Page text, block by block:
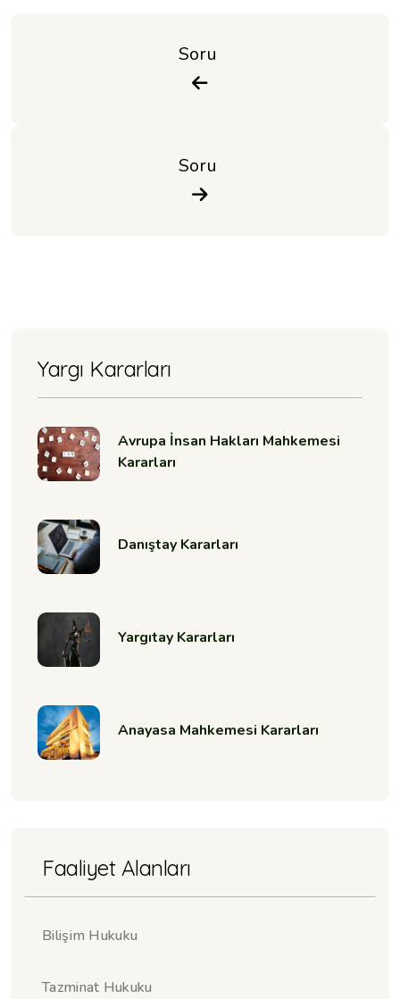
Soru
Soru
Yargı Kararları
Avrupa İnsan Hakları Mahkemesi
Kararları
Danıştay Kararları
Yargıtay Kararları
Anayasa Mahkemesi Kararları
Faaliyet Alanları
Bilişim Hukuku
Tazminat Hukuku